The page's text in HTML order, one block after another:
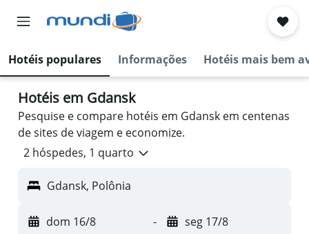
Hotéis populares Informações Hotéis mais bem
Hotéis em Gdansk
Pesquise e compare hotéis em Gdansk em centenas
de sites de viagem e economize.
2 hóspedes, 1 quarto
Gdansk, Polônia
dom 16/8 - seg 17/8